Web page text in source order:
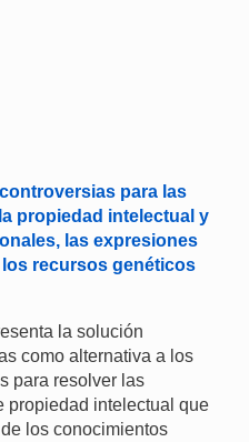
para las
propiedad intelectual y
las expresiones
recursos genéticos
la solución
como alternativa a los
para resolver las
propiedad intelectual que
los conocimientos